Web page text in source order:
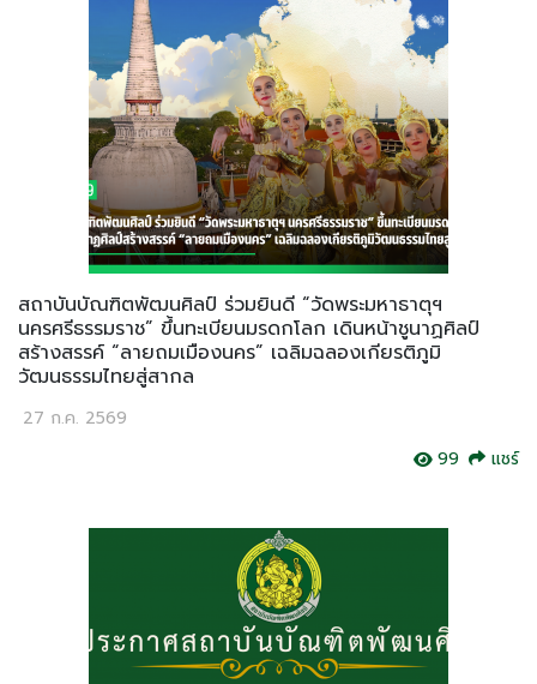
สถาบันบัณฑิตพัฒนศิลป์ ร่วมยินดี “วัดพระมหาธาตุฯ
นครศรีธรรมราช” ขึ้นทะเบียนมรดกโลก เดินหน้าชูนาฏศิลป์
สร้างสรรค์ “ลายถมเมืองนคร” เฉลิมฉลองเกียรติภูมิ
วัฒนธรรมไทยสู่สากล
27 ก.ค. 2569
99
แชร์